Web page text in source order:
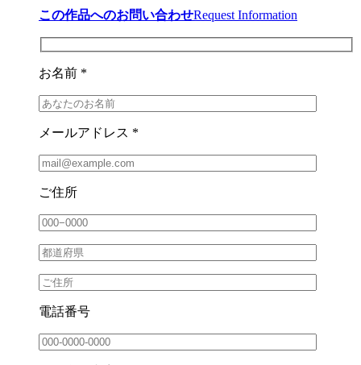
この作品へのお問い合わせRequest Information
お名前 *
メールアドレス *
ご住所
電話番号